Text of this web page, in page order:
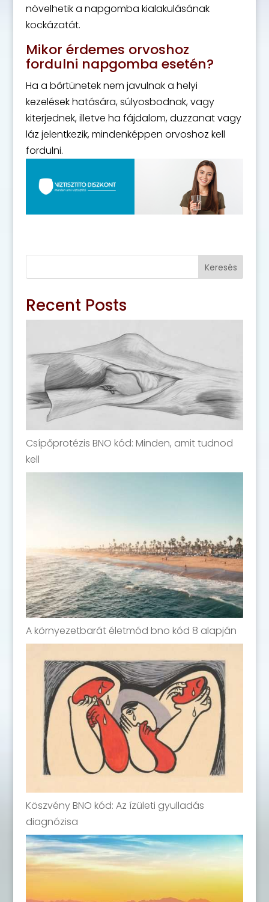
növelhetik a napgomba kialakulásának
kockázatát.
Mikor érdemes orvoshoz
fordulni napgomba esetén?
Ha a bőrtünetek nem javulnak a helyi
kezelések hatására, súlyosbodnak, vagy
kiterjednek, illetve ha fájdalom, duzzanat vagy
láz jelentkezik, mindenképpen orvoshoz kell
fordulni.
Keresés
Recent Posts
Csípőprotézis BNO kód: Minden, amit tudnod
kell
A környezetbarát életmód bno kód 8 alapján
Köszvény BNO kód: Az ízületi gyulladás
diagnózisa